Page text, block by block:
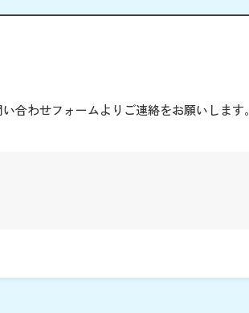
合わせフォームよりご連絡をお願いします。